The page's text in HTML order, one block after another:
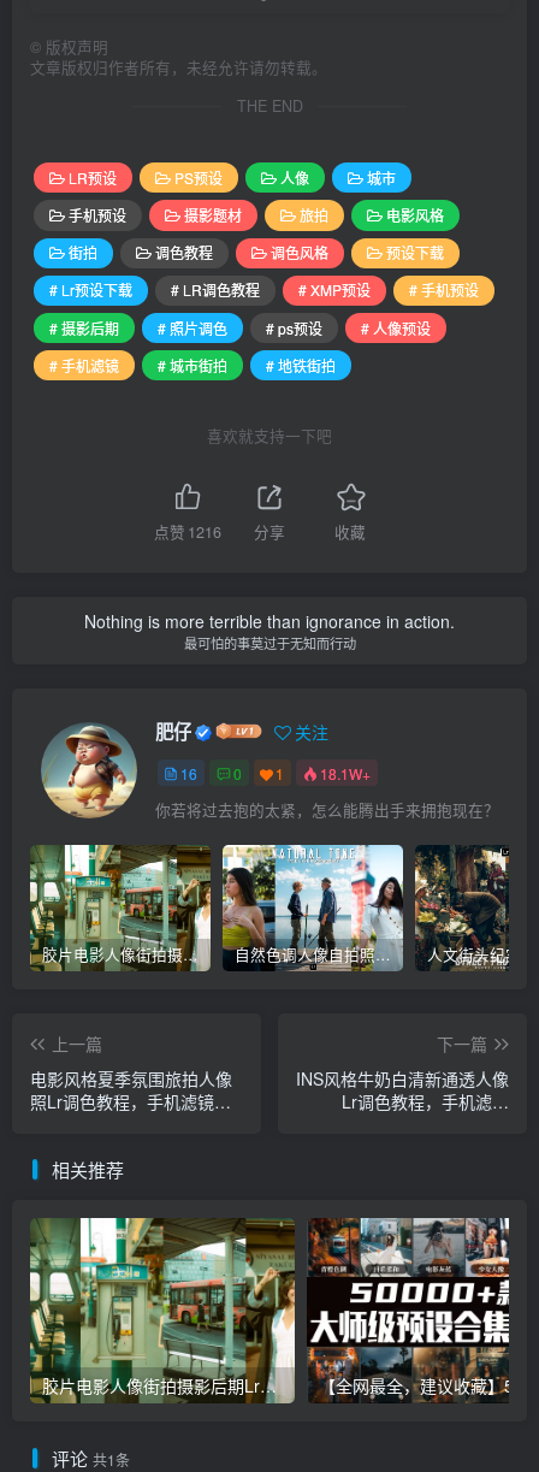
© 版权声明
文章版权归作者所有，未经允许请勿转载。
THE END
LR预设 PS预设 人像
城市
手机预设
摄影题材 旅拍
电影风格
街拍
调色教程 调色风格
预设下载
# Lr预设下载
# LR调色教程 # XMP预设
# 手机预设
# 摄影后期
# 照片调色 # ps预设
# 人像预设
# 手机滤镜
# 城市街拍 # 地铁街拍
喜欢就支持一下吧
点赞 1216 分享 收藏
Nothing is more terrible than ignorance in action.
最可怕的事莫过于无知而行动
肥仔 关注
16 0 1 18.1W+
你若将过去抱的太紧，怎么能腾出手来拥抱现在？
胶片电影人像街拍摄影后期Lr调色教程，手机滤镜PS+Lightroom预设下载！ 自然色调人像自拍照后期Lr调色教程，手机滤镜PS+Lightroom预设下载！
上一篇
电影风格夏季氛围旅拍人像
照Lr调色教程，手机滤镜
下一篇
INS风格牛奶白清新通透人像
Lr调色教程，手机滤镜
相关推荐
胶片电影人像街拍摄影后期Lr调色教程，手机滤镜PS+Lightroom预设下载！
评论 共1条